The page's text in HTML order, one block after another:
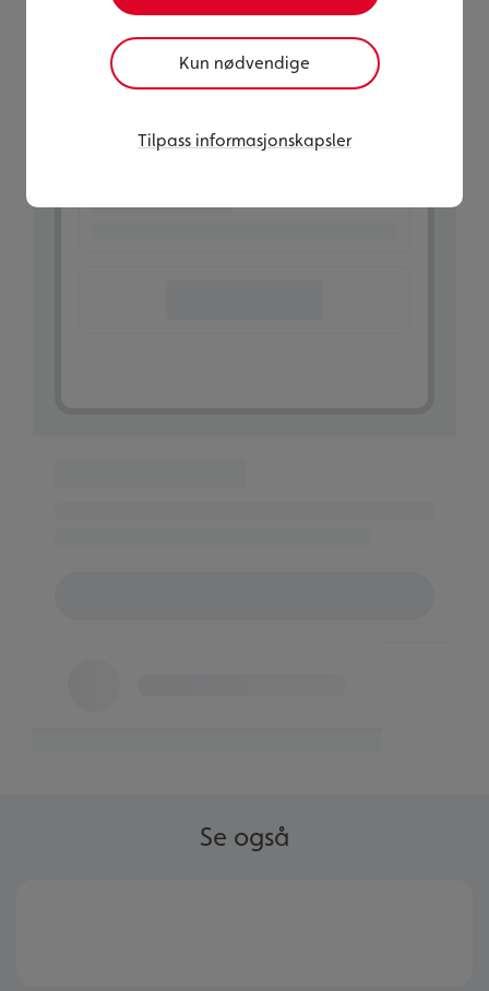
Kun nødvendige
Tilpass informasjonskapsler
Se også